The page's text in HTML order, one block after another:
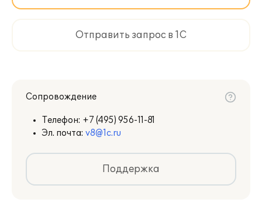
Отправить запрос в 1С
Сопровождение
Телефон: +7 (495) 956-11-81
Эл. почта: v8@1c.ru
Поддержка